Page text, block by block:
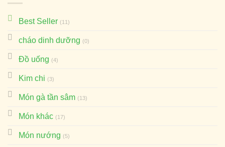
Best Seller (11)
cháo dinh dưỡng (0)
Đồ uống (4)
Kim chi (3)
Món gà tần sâm (13)
Món khác (17)
Món nướng (5)